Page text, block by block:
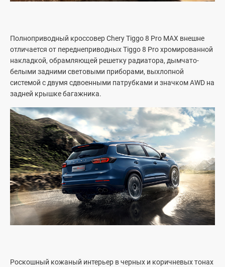
Модели
Для клиентов
Тест-драйв
Техническое обслуживание
Trade-in
Гарантия
Лизинг
Новости
О Chery
Компания GBS
Контакты
022 022 500
Полноприводный кроссовер Chery Tiggo 8 Pro MAX внешне
отличается от переднеприводных Tiggo 8 Pro хромированной
накладкой, обрамляющей решетку радиатора, дымчато-
белыми задними световыми приборами, выхлопной
системой с двумя сдвоенными патрубками и значком AWD на
задней крышке багажника.
Роскошный кожаный интерьер в черных и коричневых тонах